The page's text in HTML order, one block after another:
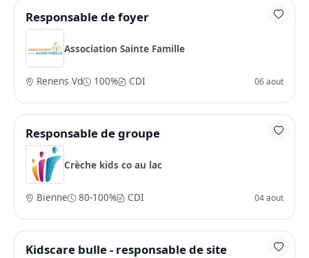
Responsable de foyer
Association Sainte Famille
Renens Vd 100% CDI 06 aout
Responsable de groupe
Crèche kids co au lac
Bienne 80-100% CDI 04 aout
Kidscare bulle - responsable de site